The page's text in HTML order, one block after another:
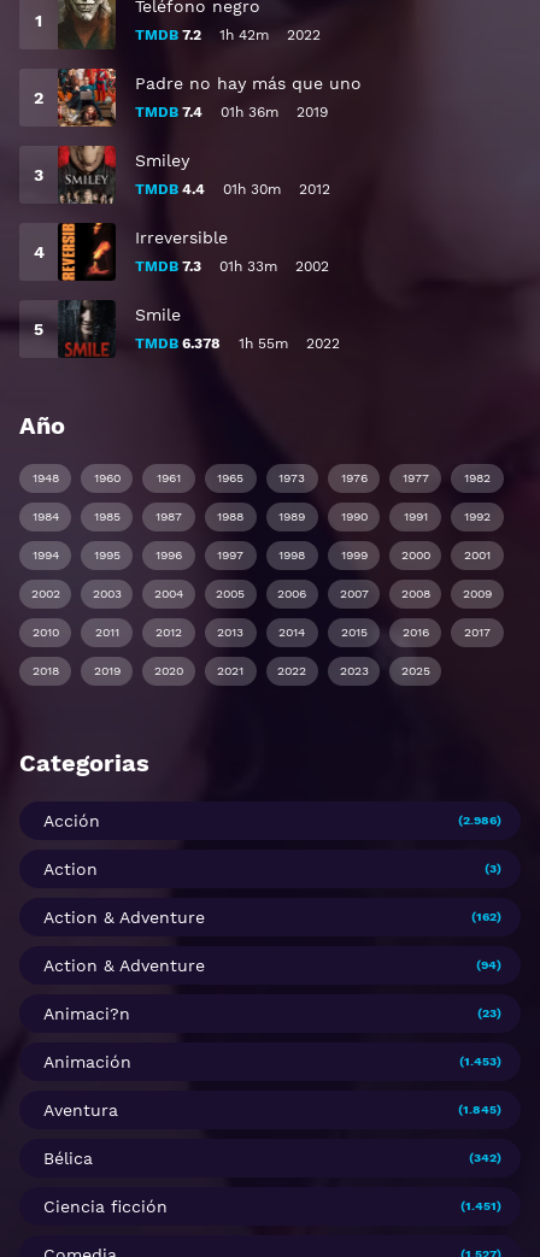
Teléfono negro
TMDB 7.2 1h 42m 2022
Padre no hay más que uno
TMDB 7.4 01h 36m 2019
Smiley
TMDB 4.4 01h 30m 2012
Irreversible
TMDB 7.3 01h 33m 2002
Smile
TMDB 6.378 1h 55m 2022
Año
1948 1960 1961 1965 1973 1976 1977 1982
1984 1985 1987 1988 1989 1990 1991 1992
1994 1995 1996 1997 1998 1999 2000 2001
2002 2003 2004 2005 2006 2007 2008 2009
2010 2011 2012 2013 2014 2015 2016 2017
2018 2019 2020 2021 2022 2023 2025
Categorias
Acción (2.986)
Action (3)
Action & Adventure (162)
Action & Adventure (94)
Animaci?n (23)
Animación (1.453)
Aventura (1.845)
Bélica (342)
Ciencia ficción (1.451)